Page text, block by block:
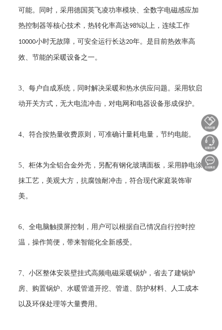
可能。同时，采用德国英飞凌功率模块、全数字电磁感应加
热控制器等核心技术，热转化率高达98%以上，连续工作
10000小时无故障，可安全运行长达20年。是目前热效率高
效、节能的采暖设备之一。
3、每户自成系统，同时解决采暖和热水供应问题。采用软启
动开关方式，无大电流冲击，对电网和电器设备形成保护。
4、符合按热量收费原则，可准确计量耗电量，节约电能。
5、柜体为全铝合金外壳，另配有钢化玻璃面板，采用静电涂
抹工艺，美观大方，抗腐蚀耐冲击，符合现代家庭装饰审
美。
6、全电脑触摸屏控制，用户可以根据自己情况自行控时控
温，操作简便，带来智能化全新感受。
7、小区整体安装壁挂式高频电磁采暖锅炉，省去了建锅炉
房、购置锅炉、水暖管道开挖、管道、防护材料、人工成本
以及环保处理等大量费用。